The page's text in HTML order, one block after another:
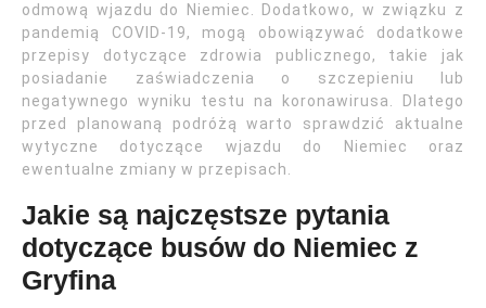
odmową wjazdu do Niemiec. Dodatkowo, w związku z
pandemią COVID-19, mogą obowiązywać dodatkowe
przepisy dotyczące zdrowia publicznego, takie jak
posiadanie zaświadczenia o szczepieniu lub
negatywnego wyniku testu na koronawirusa. Dlatego
przed planowaną podróżą warto sprawdzić aktualne
wytyczne dotyczące wjazdu do Niemiec oraz
ewentualne zmiany w przepisach.
Jakie są najczęstsze pytania
dotyczące busów do Niemiec z
Gryfina